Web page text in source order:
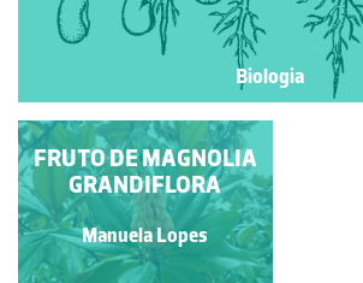
Biologia
GERMINAÇÃO DO
FEIJÃO
Ivy Livingstone
FRUTO DE MAGNOLIA
GRANDIFLORA
Manuela Lopes